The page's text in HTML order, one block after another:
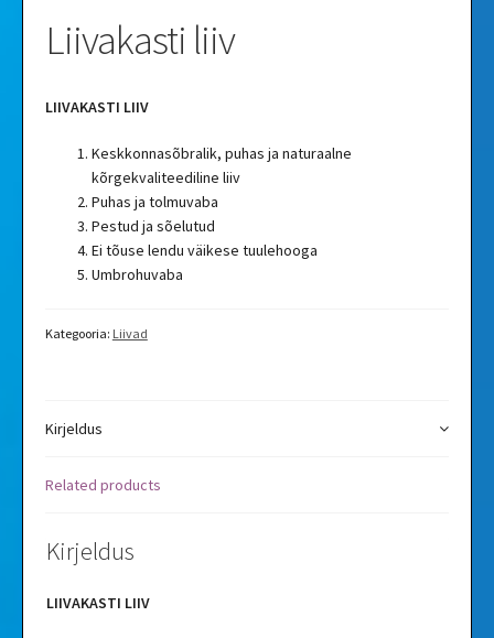
Liivakasti liiv
LIIVAKASTI LIIV
Keskkonnasõbralik, puhas ja naturaalne
kõrgekvaliteediline liiv
Puhas ja tolmuvaba
Pestud ja sõelutud
Ei tõuse lendu väikese tuulehooga
Umbrohuvaba
Kategooria: Liivad
Kirjeldus
Related products
Kirjeldus
LIIVAKASTI LIIV